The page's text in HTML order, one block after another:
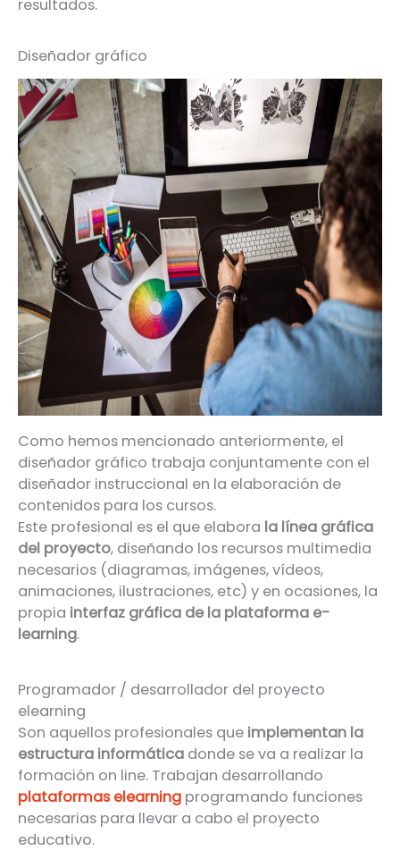
resultados.
Diseñador gráfico
Como hemos mencionado anteriormente, el
diseñador gráfico trabaja conjuntamente con el
diseñador instruccional en la elaboración de
contenidos para los cursos.
Este profesional es el que elabora la línea gráfica
del proyecto, diseñando los recursos multimedia
necesarios (diagramas, imágenes, vídeos,
animaciones, ilustraciones, etc) y en ocasiones, la
propia interfaz gráfica de la plataforma e-
learning.
Programador / desarrollador del proyecto
elearning
Son aquellos profesionales que implementan la
estructura informática donde se va a realizar la
formación on line. Trabajan desarrollando
plataformas elearning programando funciones
necesarias para llevar a cabo el proyecto
educativo.